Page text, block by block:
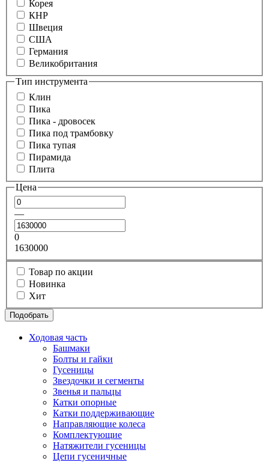
Корея
КНР
Швеция
США
Германия
Великобритания
Тип инструмента
Клин
Пика
Пика - дровосек
Пика под трамбовку
Пика тупая
Пирамида
Плита
Цена
—
0
1630000
Товар по акции
Новинка
Хит
Подобрать
Ходовая часть
Башмаки
Болты и гайки
Гусеницы
Звездочки и сегменты
Звенья и пальцы
Катки опорные
Катки поддерживающие
Направляющие колеса
Комплектующие
Натяжители гусеницы
Цепи гусеничные